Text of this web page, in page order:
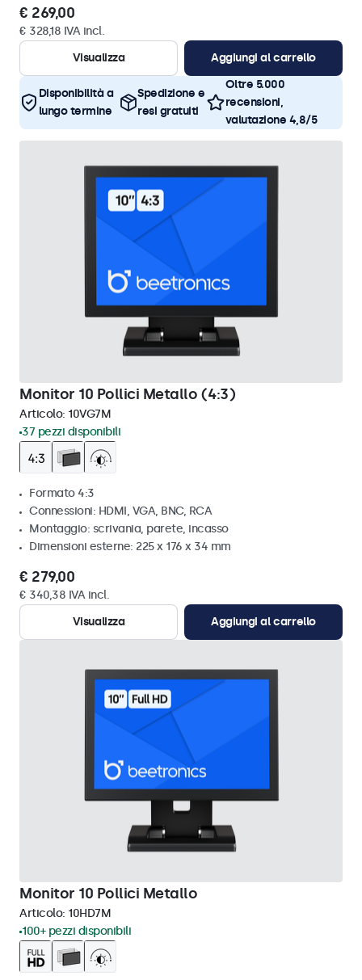
€ 269,00
€ 328,18 IVA incl.
Visualizza
Aggiungi al carrello
Disponibilità a
lungo termine
Spedizione e
resi gratuiti
Oltre 5.000
recensioni,
valutazione 4,8/5
Monitor 10 Pollici Metallo (4:3)
Articolo: 10VG7M
37 pezzi disponibili
Formato 4:3
Connessioni: HDMI, VGA, BNC, RCA
Montaggio: scrivania, parete, incasso
Dimensioni esterne: 225 x 176 x 34 mm
€ 279,00
€ 340,38 IVA incl.
Visualizza
Aggiungi al carrello
Monitor 10 Pollici Metallo
Articolo: 10HD7M
100+ pezzi disponibili